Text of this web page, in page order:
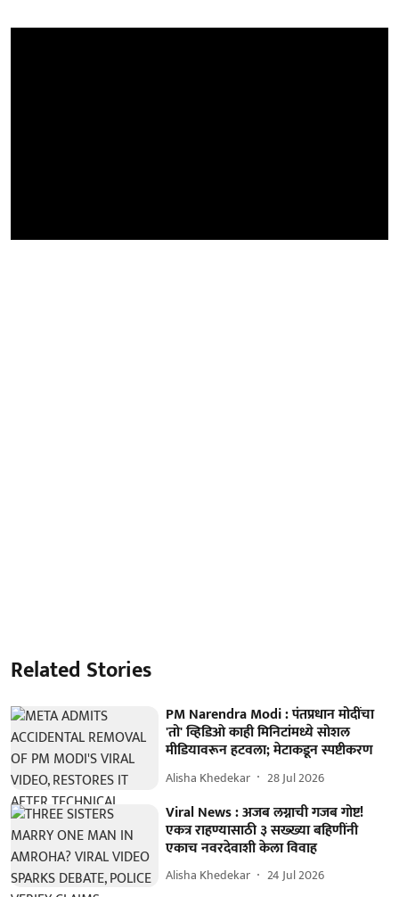
Related Stories
PM Narendra Modi : पंतप्रधान मोदींचा
'तो' व्हिडिओ काही मिनिटांमध्ये सोशल
मीडियावरून हटवला; मेटाकडून स्पष्टीकरण
Alisha Khedekar 28 Jul 2026
Viral News : अजब लग्नाची गजब गोष्ट!
एकत्र राहण्यासाठी ३ सख्ख्या बहिणींनी
एकाच नवरदेवाशी केला विवाह
Alisha Khedekar 24 Jul 2026